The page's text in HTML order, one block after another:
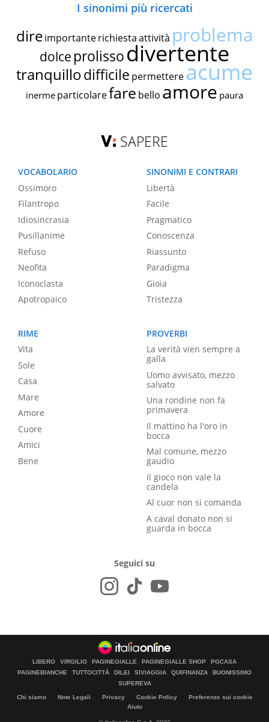
I sinonimi più ricercati
dire importante richiestaattività problema
dolce prolissodivertente
tranquillodifficile permettereacume
inerme particolarefare bello amore paura
SAPERE
VOCABOLARIO
Ossimoro
Filantropo
Idiosincrasia
Pusillanime
Refuso
Neofita
Iconoclasta
Apotropaico
SINONIMI E CONTRARI
Libertà
Facile
Pragmatico
Conoscenza
Riassunto
Paradigma
Gioia
Tristezza
RIME
Vita
Sole
Casa
Mare
Amore
Cuore
Amici
Bene
PROVERBI
La verità vien sempre a
galla
Uomo avvisato, mezzo
salvato
Una rondine non fa
primavera
Il mattino ha l'oro in
bocca
Mal comune, mezzo
gaudio
Il gioco non vale la
candela
Al cuor non si comanda
A caval donato non si
guarda in bocca
Seguici su
LIBERO VIRGILIO PAGINEGIALLE PAGINEGIALLE SHOP
PGCASA
PAGINEBIANCHE
TUTTOCITTÀ DILEI SIVIAGGIA QUIFINANZA
BUONISSIMO
SUPEREVA
Chi siamo Note Legali Privacy Cookie Policy
Preferenze sui cookie
Aiuto